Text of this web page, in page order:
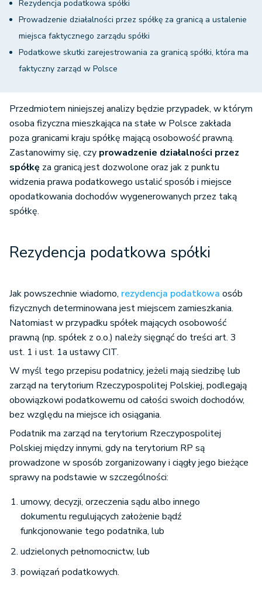
Rezydencja podatkowa spółki
Prowadzenie działalności przez spółkę za granicą a ustalenie
miejsca faktycznego zarządu spółki
Podatkowe skutki zarejestrowania za granicą spółki, która ma
faktyczny zarząd w Polsce
Przedmiotem niniejszej analizy będzie przypadek, w którym
osoba fizyczna mieszkająca na stałe w Polsce zakłada
poza granicami kraju spółkę mającą osobowość prawną.
Zastanowimy się, czy prowadzenie działalności przez
spółkę za granicą jest dozwolone oraz jak z punktu
widzenia prawa podatkowego ustalić sposób i miejsce
opodatkowania dochodów wygenerowanych przez taką
spółkę.
Rezydencja podatkowa spółki
Jak powszechnie wiadomo, rezydencja podatkowa osób
fizycznych determinowana jest miejscem zamieszkania.
Natomiast w przypadku spółek mających osobowość
prawną (np. spółek z o.o.) należy sięgnąć do treści art. 3
ust. 1 i ust. 1a ustawy CIT.
W myśl tego przepisu podatnicy, jeżeli mają siedzibę lub
zarząd na terytorium Rzeczypospolitej Polskiej, podlegają
obowiązkowi podatkowemu od całości swoich dochodów,
bez względu na miejsce ich osiągania.
Podatnik ma zarząd na terytorium Rzeczypospolitej
Polskiej między innymi, gdy na terytorium RP są
prowadzone w sposób zorganizowany i ciągły jego bieżące
sprawy na podstawie w szczególności:
umowy, decyzji, orzeczenia sądu albo innego
dokumentu regulujących założenie bądź
funkcjonowanie tego podatnika, lub
udzielonych pełnomocnictw, lub
powiązań podatkowych.